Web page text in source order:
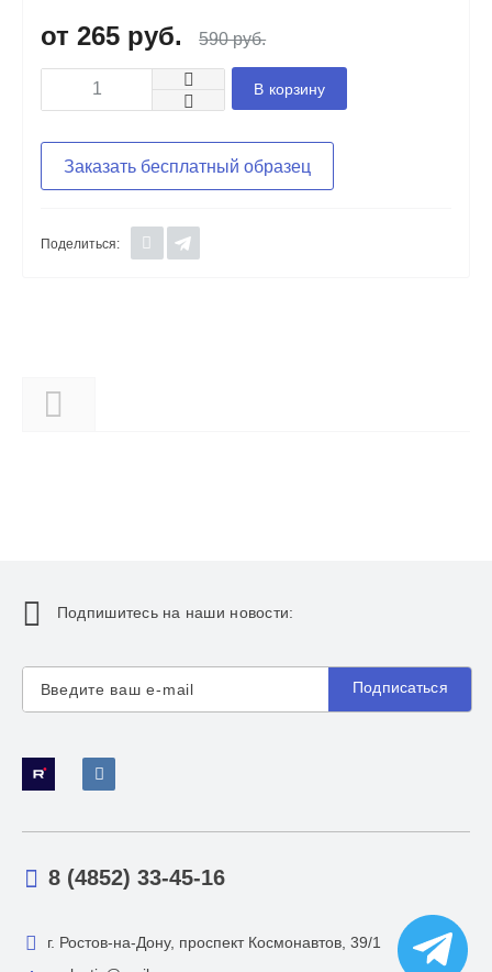
265 руб. 590 руб.
В корзину
Заказать бесплатный образец
Поделиться:
Подпишитесь на наши новости:
Подписаться
8 (4852) 33-45-16
г. Ростов-на-Дону, проспект Космонавтов, 39/1